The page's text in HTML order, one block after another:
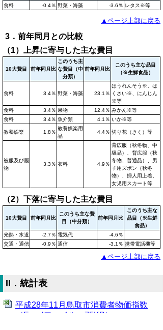
食料
-0.4％ 野菜・海藻 -3.6％ レタス※等
▲ページ上部に戻る
3．前年同月との比較
（1）上昇に寄与した主な費目
10大費目 前年同月比
このうち主
な費目（中
分類）
前年同月比
このうち主な品目
（※生鮮食品）
食料 3.4％ 野菜・海藻 23.1％
ほうれんそう※、は
くさい※、にんじん
※等
食料
3.4％ 果物 12.4％ みかん※等
食料
3.4％ 魚介類 4.1％ いか※等
教養娯楽 1.8％
教養娯楽用
品
4.4％ 切り花（きく）等
被服及び履
物
3.3％ 衣料 4.9％
背広服（秋冬物、中
級品）、背広服（秋
冬物、普通品）、男
子用ズボン（秋冬
物）、婦人用上着、
女児用スカート等
（2）下落に寄与した主な費目
10大費目 前年同月比
このうち主な費
目（中分類）
前年同月比
このうち主な
品目（※生鮮
食品）
光熱・水道
-2.7％ 電気代
-4.6％
交通・通信
-0.9％ 通信 -3.1％ 携帯電話機等
▲ページ上部に戻る
II．統計表
平成28年11月鳥取市消費者物価指数
（Excelファイル、75KB）